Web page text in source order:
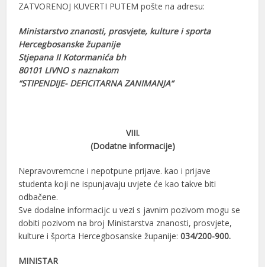
ZATVORENOJ KUVERTI PUTEM pošte na adresu:
Ministarstvo znanosti, prosvjete, kulture i sporta
Hercegbosanske županije
Stjepana II Kotormanića bh
80101 LIVNO s naznakom
“STIPENDIJE- DEFICITARNA ZANIMANJA“
VIII.
(Dodatne informacije)
Nepravovremcne i nepotpune prijave. kao i prijave
studenta koji ne ispunjavaju uvjete će kao takve biti
odbačene.
Sve dodalne informacijc u vezi s javnim pozivom mogu se
dobiti pozivom na broj Ministarstva znanosti, prosvjete,
kulture i športa Hercegbosanske županije:034/200-900.
MINISTAR